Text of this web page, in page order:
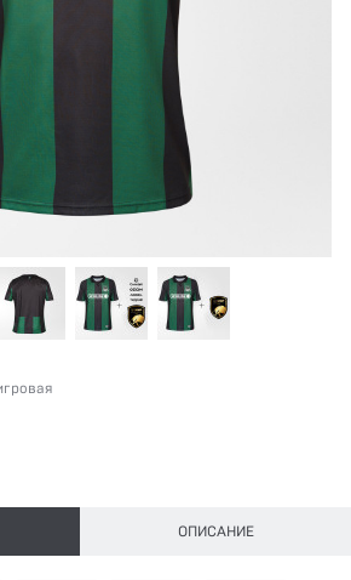
ОПИСАНИЕ